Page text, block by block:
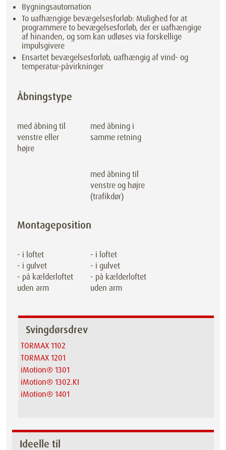
Bygningsautomation
To uafhængige bevægelsesforløb: Mulighed for at
programmere to bevægelsesforløb, der er uafhængige
af hinanden, og som kan udløses via forskellige
impulsgivere
Ensartet bevægelsesforløb, uafhængig af vind- og
temperatur-påvirkninger
Åbningstype
med åbning til
venstre eller
højre
med åbning i
samme retning
med åbning til
venstre og højre
(trafikdør)
Montageposition
- i loftet
- i gulvet
- på kælderloftet
uden arm
- i loftet
- i gulvet
- på kælderloftet
uden arm
Svingdørsdrev
TORMAX 1102
TORMAX 1201
iMotion® 1301
iMotion® 1302.KI
iMotion® 1401
Ideelle til